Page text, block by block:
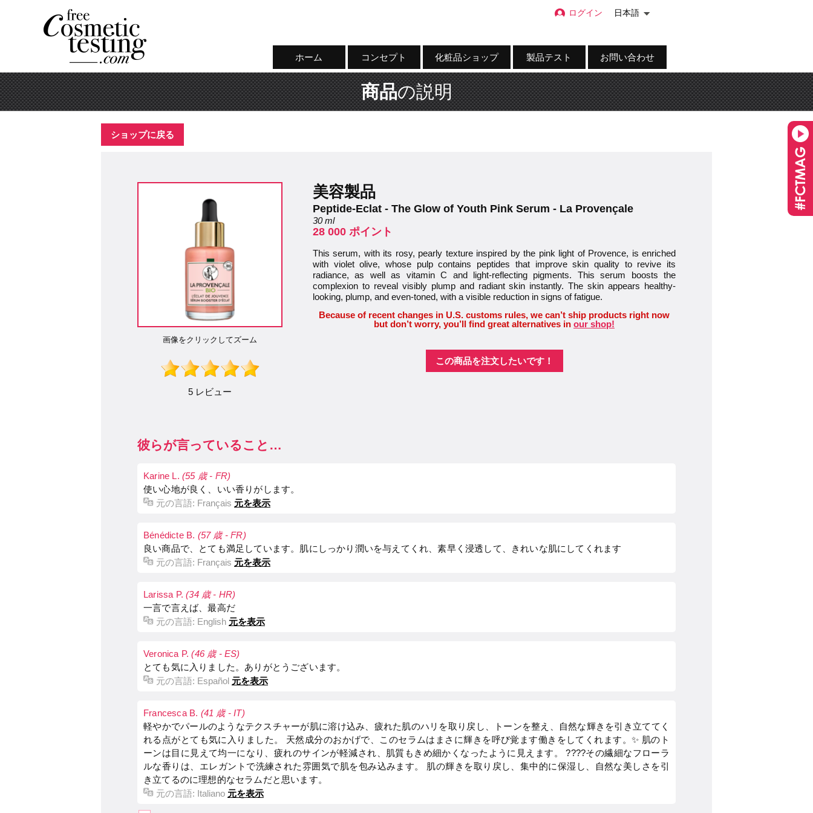
ホーム コンセプト 化粧品ショップ 製品テスト お問い合わせ
ログイン 日本語
商品の説明
ショップに戻る
画像をクリックしてズーム
5 レビュー
美容製品
Peptide-Eclat - The Glow of Youth Pink Serum - La Provençale
30 ml
28 000 ポイント
This serum, with its rosy, pearly texture inspired by the pink light of Provence, is enriched
with violet olive, whose pulp contains peptides that improve skin quality to revive its
radiance, as well as vitamin C and light-reflecting pigments. This serum boosts the
complexion to reveal visibly plump and radiant skin instantly. The skin appears healthy-
looking, plump, and even-toned, with a visible reduction in signs of fatigue.
Because of recent changes in U.S. customs rules, we can’t ship products right now
but don’t worry, you’ll find great alternatives in our shop!
この商品を注文したいです！
彼らが言っていること…
Karine L. (55 歳 - FR)
使い心地が良く、いい香りがします。
元の言語: Français 元を表示
Bénédicte B. (57 歳 - FR)
良い商品で、とても満足しています。肌にしっかり潤いを与えてくれ、素早く浸透して、きれいな肌にしてくれます
元の言語: Français 元を表示
Larissa P.(34 歳 - HR)
一言で言えば、最高だ
元の言語: English 元を表示
Veronica P.(46 歳 - ES)
とても気に入りました。ありがとうございます。
元の言語: Español 元を表示
Francesca B. (41 歳 - IT)
軽やかでパールのようなテクスチャーが肌に溶け込み、疲れた肌のハリを取り戻し、トーンを整え、自然な輝きを引き立ててく
れる点がとても気に入りました。 天然成分のおかげで、このセラムはまさに輝きを呼び覚ます働きをしてくれます。✨ 肌のト
ーンは目に見えて均一になり、疲れのサインが軽減され、肌質もきめ細かくなったように見えます。 ????その繊細なフローラ
ルな香りは、エレガントで洗練された雰囲気で肌を包み込みます。 肌の輝きを取り戻し、集中的に保湿し、自然な美しさを引
き立てるのに理想的なセラムだと思います。
元の言語: Italiano 元を表示